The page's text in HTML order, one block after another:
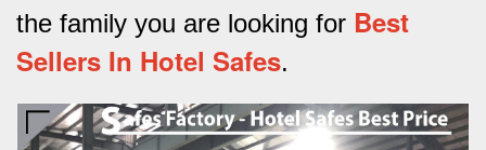
the family you are looking for Best
Sellers In Hotel Safes.